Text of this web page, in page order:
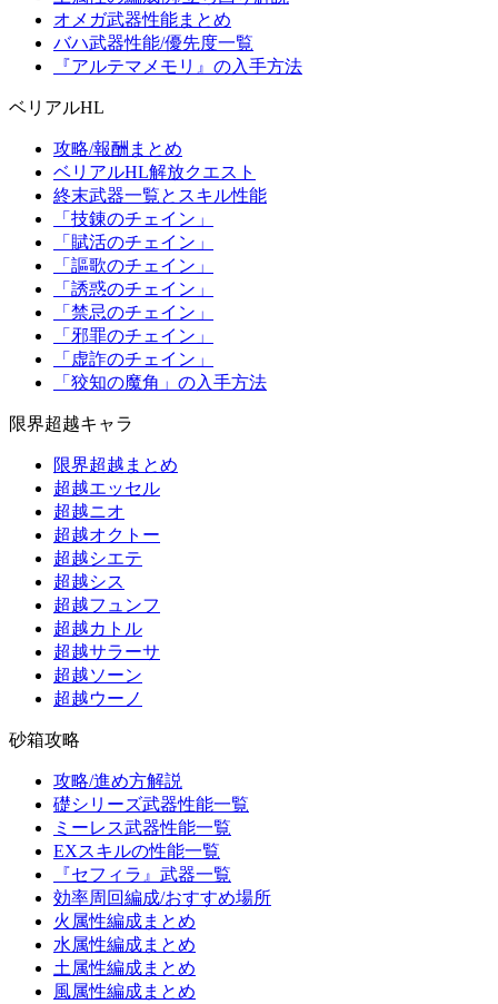
オメガ武器性能まとめ
バハ武器性能/優先度一覧
『アルテマメモリ』の入手方法
ベリアルHL
攻略/報酬まとめ
ベリアルHL解放クエスト
終末武器一覧とスキル性能
「技錬のチェイン」
「賦活のチェイン」
「謳歌のチェイン」
「誘惑のチェイン」
「禁忌のチェイン」
「邪罪のチェイン」
「虚詐のチェイン」
「狡知の魔角」の入手方法
限界超越キャラ
限界超越まとめ
超越エッセル
超越ニオ
超越オクトー
超越シエテ
超越シス
超越フュンフ
超越カトル
超越サラーサ
超越ソーン
超越ウーノ
砂箱攻略
攻略/進め方解説
礎シリーズ武器性能一覧
ミーレス武器性能一覧
EXスキルの性能一覧
『セフィラ』武器一覧
効率周回編成/おすすめ場所
火属性編成まとめ
水属性編成まとめ
土属性編成まとめ
風属性編成まとめ